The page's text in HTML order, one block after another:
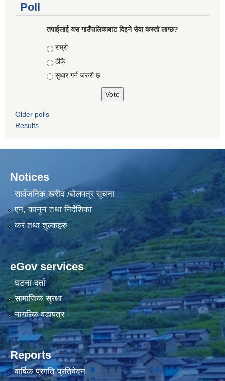
Poll
तपाईलाई यस गाउँपालिकाबाट दिइने सेवा कस्तो लाग्छ?
Choices
राम्राे
ठीकै
सुधार गर्न जरुरी छ
Older polls
Results
Notices
सार्वजनिक खरीद /बोलपत्र सूचना
एन, कानुन तथा निर्देशिका
कर तथा शुल्कहरु
eGov services
घटना दर्ता
सामाजिक सुरक्षा
नागरिक वडापत्र
Reports
वार्षिक प्रगति प्रतिवेदन